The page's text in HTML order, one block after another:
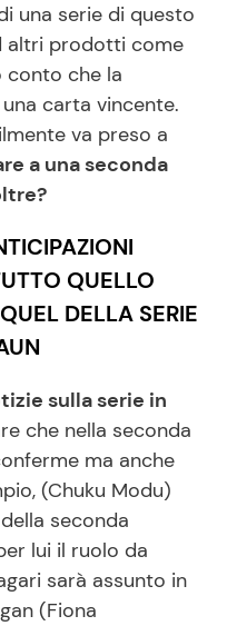
una serie di questo
altri prodotti come
conto che la
carta vincente.
va preso a
a una seconda
QUELLO
DELLA SERIE
sulla serie in
che nella seconda
ma anche
(Chuku Modu)
seconda
lui il ruolo da
sarà assunto in
(Fiona